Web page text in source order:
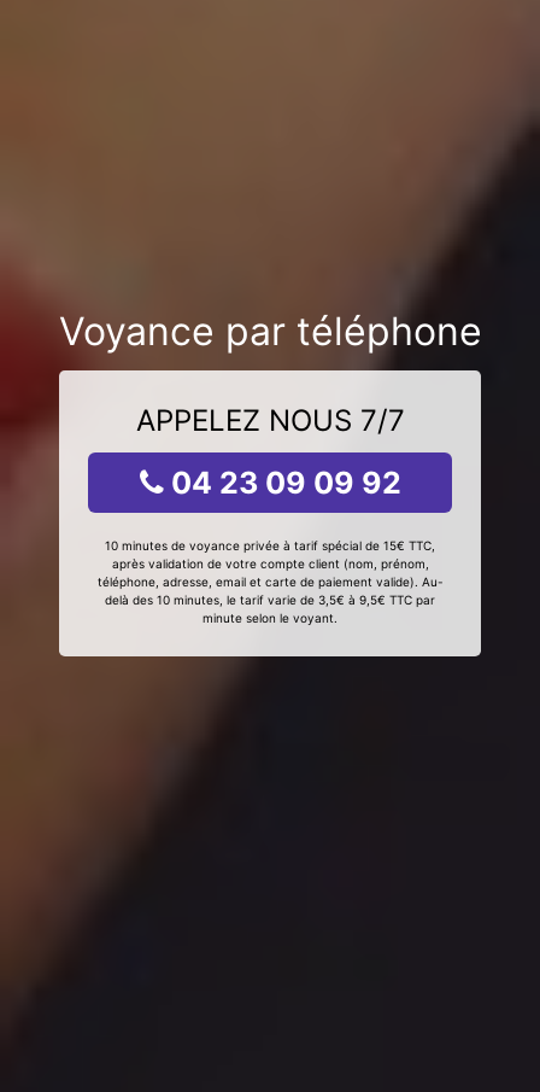
Voyance par téléphone
APPELEZ NOUS 7/7
04 23 09 09 92
10 minutes de voyance privée à tarif spécial de 15€ TTC,
après validation de votre compte client (nom, prénom,
téléphone, adresse, email et carte de paiement valide). Au-
delà des 10 minutes, le tarif varie de 3,5€ à 9,5€ TTC par
minute selon le voyant.